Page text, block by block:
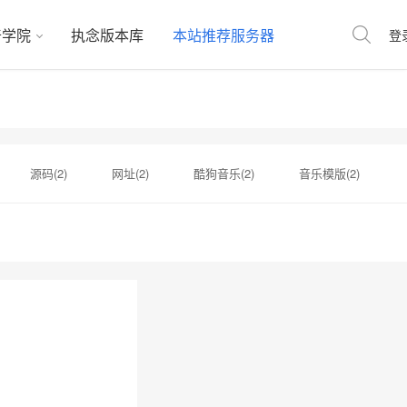
院 执念版本库 本站推荐服务器 登
源码(2) 网址(2) 酷狗音乐(2) 音乐模版(2)